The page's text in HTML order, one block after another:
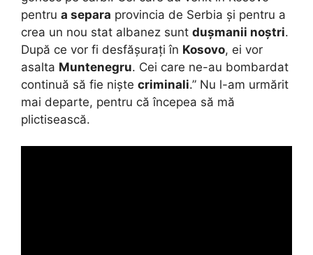
pentru a separa provincia de Serbia și pentru a
crea un nou stat albanez sunt dușmanii noștri.
După ce vor fi desfășurați în Kosovo, ei vor
asalta Muntenegru. Cei care ne-au bombardat
continuă să fie niște criminali.” Nu l-am urmărit
mai departe, pentru că începea să mă
plictisească.